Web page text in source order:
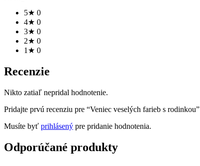
5★ 0
4★ 0
3★ 0
2★ 0
1★ 0
Recenzie
Nikto zatiaľ nepridal hodnotenie.
Pridajte prvú recenziu pre “Veniec veselých farieb s rodinkou”
Musíte byť prihlásený pre pridanie hodnotenia.
Odporúčané produkty